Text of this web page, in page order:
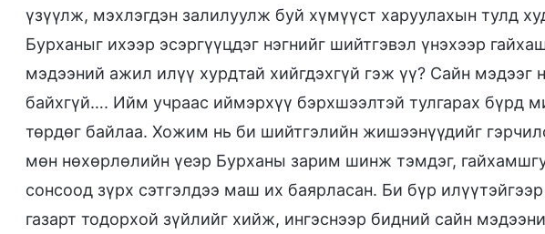
үзүүлж, мэхлэгдэн залилуулж буй хүмүүст харуулахын тулд
Бурханыг ихээр эсэргүүцдэг нэгнийг шийтгэвэл үнэхээр
мэдээний ажил илүү хурдтай хийгдэхгүй гэж үү? Сайн
байхгүй…. Ийм учраас иймэрхүү бэрхшээлтэй тулгарах бүрд
төрдөг байлаа. Хожим нь би шийтгэлийн жишээнүүдийг
мөн нөхөрлөлийн үеэр Бурханы зарим шинж тэмдэг,
сонсоод зүрх сэтгэлдээ маш их баярласан. Би бүр
газарт тодорхой зүйлийг хийж, ингэснээр бидний сайн